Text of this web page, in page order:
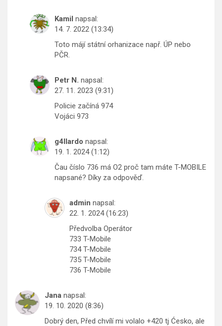
Kamil napsal:
14. 7. 2022 (13:34)
Toto májí státní orhanizace např. ÚP nebo
PČR.
Petr N. napsal:
27. 11. 2023 (9:31)
Policie začíná 974
Vojáci 973
g4llardo napsal:
19. 1. 2024 (1:12)
Čau číslo 736 má O2 proč tam máte T-MOBILE
napsané? Díky za odpověď.
admin napsal:
22. 1. 2024 (16:23)
Předvolba Operátor
733 T-Mobile
734 T-Mobile
735 T-Mobile
736 T-Mobile
Jana napsal:
19. 10. 2020 (8:36)
Dobrý den, Před chvílí mi volalo +420 tj Ćesko, ale